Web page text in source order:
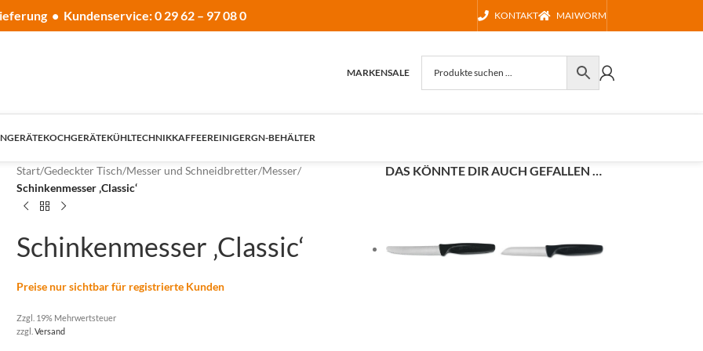
• Kundenservice: 0 29 62 – 97 08 0 KONTAKT MAIWORM
MARKENSALE
KOCHGERÄTEKÜHLTECHNIKKAFFEEREINIGERGN-BEHÄLTER
Start/Gedeckter Tisch/Messer und Schneidbretter/Messer/
Schinkenmesser ‚Classic‘
Schinkenmesser ‚Classic‘
Preise nur sichtbar für registrierte Kunden
Zzgl. 19% Mehrwertsteuer
zzgl.Versand
DAS KÖNNTE DIR AUCH GEFALLEN …